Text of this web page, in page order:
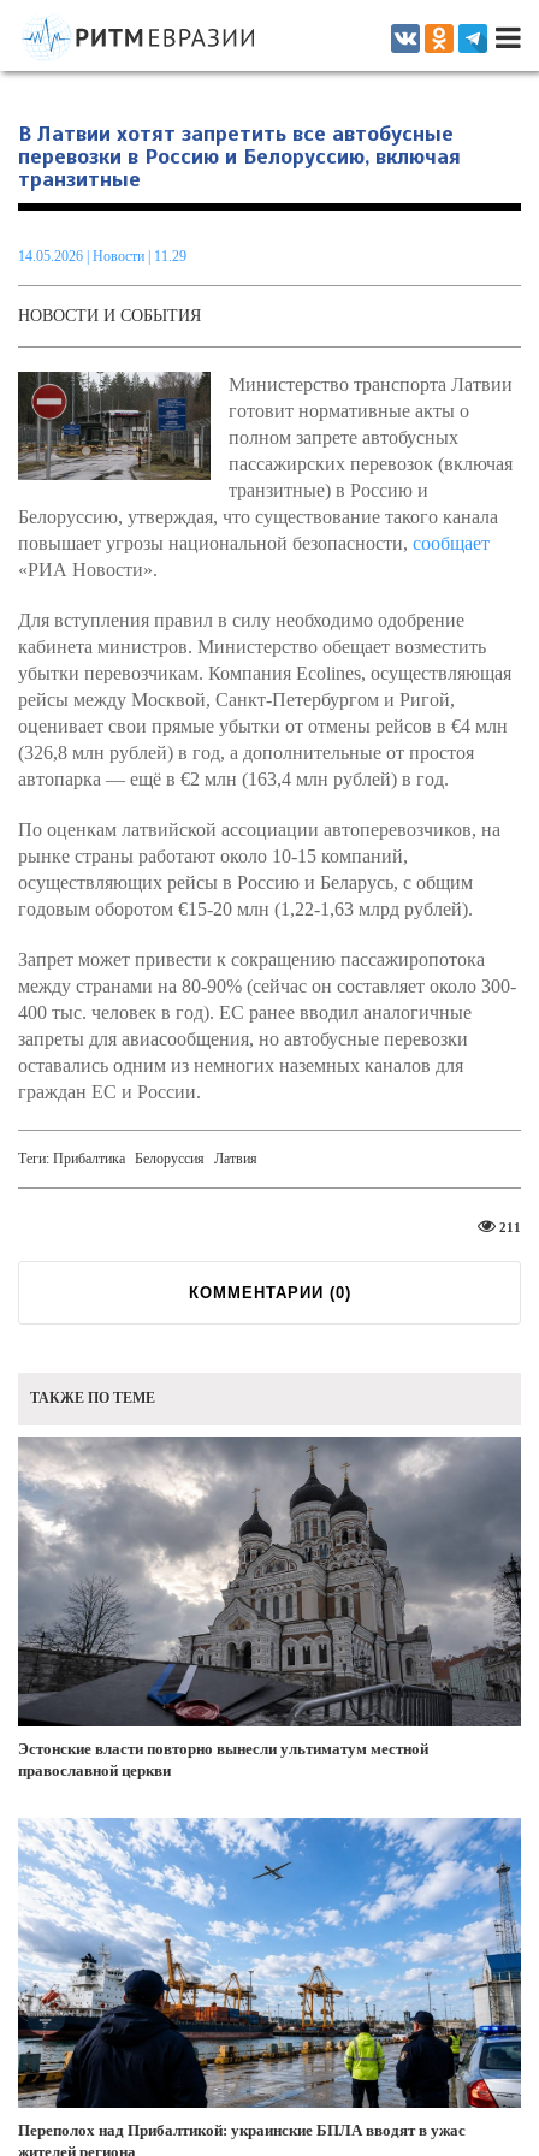
Информационно-аналитическое издание, посвященное актуальным
проблемам интеграции на постсоветском пространстве
В Латвии хотят запретить все автобусные
перевозки в Россию и Белоруссию, включая
транзитные
14.05.2026 Новости | 11.29
НОВОСТИ И СОБЫТИЯ
Министерство транспорта Латвии
готовит нормативные акты о
полном запрете автобусных
пассажирских перевозок (включая
транзитные) в Россию и
Белоруссию, утверждая, что существование такого канала
повышает угрозы национальной безопасности, сообщает
«РИА Новости».
Для вступления правил в силу необходимо одобрение
кабинета министров. Министерство обещает возместить
убытки перевозчикам. Компания Ecolines, осуществляющая
рейсы между Москвой, Санкт-Петербургом и Ригой,
оценивает свои прямые убытки от отмены рейсов в €4 млн
(326,8 млн рублей) в год, а дополнительные от простоя
автопарка — ещё в €2 млн (163,4 млн рублей) в год.
По оценкам латвийской ассоциации автоперевозчиков, на
рынке страны работают около 10-15 компаний,
осуществляющих рейсы в Россию и Беларусь, с общим
годовым оборотом €15-20 млн (1,22-1,63 млрд рублей).
Запрет может привести к сокращению пассажиропотока
между странами на 80-90% (сейчас он составляет около 300-
400 тыс. человек в год). ЕС ранее вводил аналогичные
запреты для авиасообщения, но автобусные перевозки
оставались одним из немногих наземных каналов для
граждан ЕС и России.​
Теги: Прибалтика Белоруссия Латвия
211
КОММЕНТАРИИ (0)
ТАКЖЕ ПО ТЕМЕ
Эстонские власти повторно вынесли ультиматум местной
православной церкви
Переполох над Прибалтикой: украинские БПЛА вводят в ужас
жителей региона